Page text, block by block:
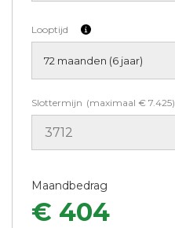
Looptijd
Slottermijn (maximaal € 7.425)
Maandbedrag
€ 404